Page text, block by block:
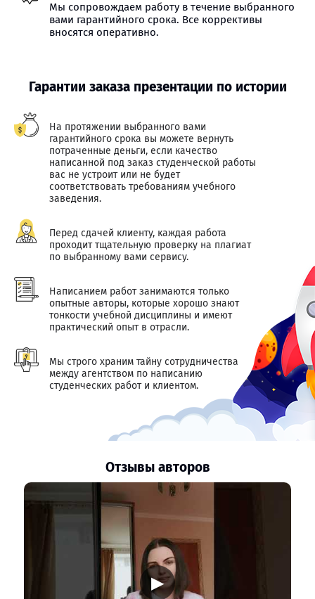
Мы сопровождаем работу в течение выбранного
вами гарантийного срока. Все коррективы
вносятся оперативно.
Гарантии заказа презентации по истории
На протяжении выбранного вами
гарантийного срока вы можете вернуть
потраченные деньги, если качество
написанной под заказ студенческой работы
вас не устроит или не будет
соответствовать требованиям учебного
заведения.
Перед сдачей клиенту, каждая работа
проходит тщательную проверку на плагиат
по выбранному вами сервису.
Написанием работ занимаются только
опытные авторы, которые хорошо знают
тонкости учебной дисциплины и имеют
практический опыт в отрасли.
Мы строго храним тайну сотрудничества
между агентством по написанию
студенческих работ и клиентом.
Отзывы авторов
▶